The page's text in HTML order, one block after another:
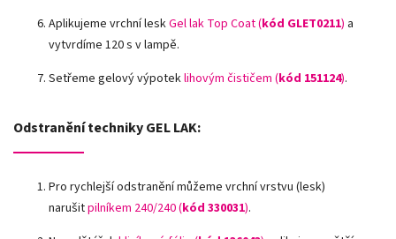
Aplikujeme vrchní leskGel lak Top Coat (kód GLET0211) a
vytvrdíme 120 s v lampě.
Setřeme gelový výpoteklihovým čističem (kód 151124).
Odstranění techniky GEL LAK:
Pro rychlejší odstranění můžeme vrchní vrstvu (lesk)
narušitpilníkem 240/240 (kód 330031).